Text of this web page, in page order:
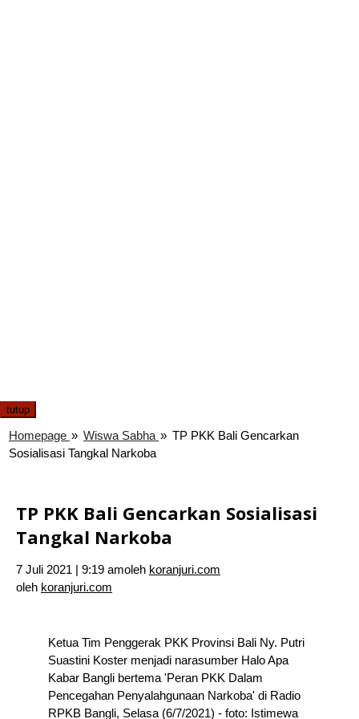
tutup
Homepage » Wiswa Sabha » TP PKK Bali Gencarkan
Sosialisasi Tangkal Narkoba
TP PKK Bali Gencarkan Sosialisasi
Tangkal Narkoba
7 Juli 2021 | 9:19 amoleh koranjuri.com
oleh koranjuri.com
Ketua Tim Penggerak PKK Provinsi Bali Ny. Putri
Suastini Koster menjadi narasumber Halo Apa
Kabar Bangli bertema 'Peran PKK Dalam
Pencegahan Penyalahgunaan Narkoba' di Radio
RPKB Bangli, Selasa (6/7/2021) - foto: Istimewa